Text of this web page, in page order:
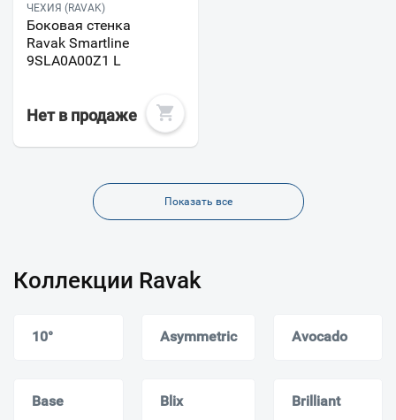
ЧЕХИЯ (RAVAK)
Боковая стенка
Ravak Smartline
9SLA0A00Z1 L
Нет в продаже
Показать все
Коллекции Ravak
10° Asymmetric Avocado
Base Blix Brilliant